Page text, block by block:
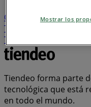
Occidente
Ktronix
Tigo
Totto
Tiendeo forma parte
tecnológica que está
en todo el mundo.
Mostrar los